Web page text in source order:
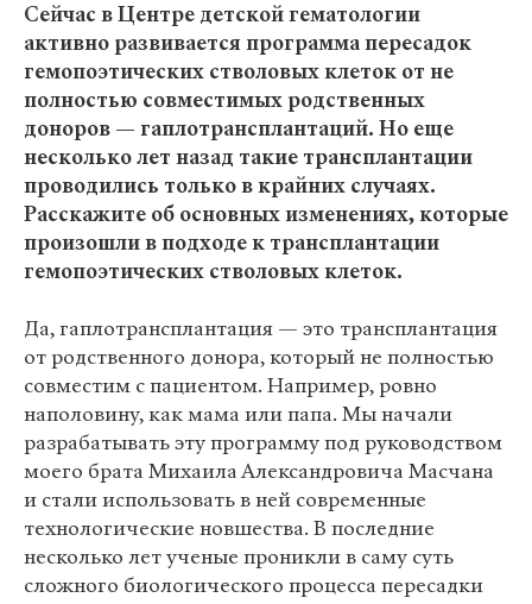
Сейчас в Центре детской гематологии
активно развивается программа пересадок
гемопоэтических стволовых клеток от не
полностью совместимых родственных
доноров — гаплотрансплантаций. Но еще
несколько лет назад такие трансплантации
проводились только в крайних случаях.
Расскажите об основных изменениях, которые
произошли в подходе к трансплантации
гемопоэтических стволовых клеток.
Да, гаплотрансплантация — это трансплантация
от родственного донора, который не полностью
совместим с пациентом. Например, ровно
наполовину, как мама или папа. Мы начали
разрабатывать эту программу под руководством
моего брата Михаила Александровича Масчана
и стали использовать в ней современные
технологические новшества. В последние
несколько лет ученые проникли в саму суть
сложного биологического процесса пересадки